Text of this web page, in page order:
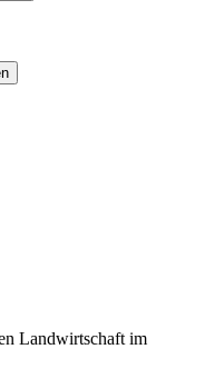
Landwirtschaft im